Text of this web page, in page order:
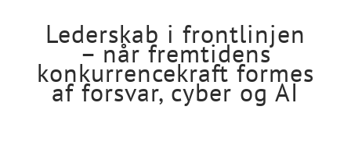
Lederskab i frontlinjen
– nårfremtidens
konkurrencekraft formes
afforsvar, cyber og AI